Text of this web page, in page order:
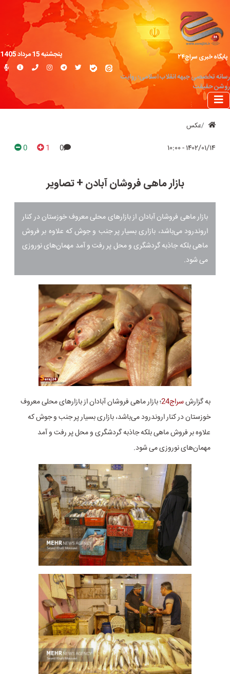
پایگاه خبری سراج۲۴
رسانه تخصصی جبهه انقلاب اسلامی؛ روایت
روشن حقیقت
پنجشنبه 15 مرداد 1405
عکس
۱۴۰۲/۰۱/۱۴ - ۱۰:۰۰ 0
1
0
بازار ماهی فروشان آبادن + تصاویر
بازار ماهی فروشان آبادان از بازارهای محلی معروف خوزستان در کنار
اروندرود می‌باشد، بازاری بسیار پر جنب و جوش که علاوه بر فروش
ماهی بلکه جاذبه گردشگری و محل پر رفت و آمد مهمان‌های نوروزی
می شود.
به گزارشسراج24
؛ بازار ماهی فروشان آبادان از بازارهای محلی معروف
خوزستان در کنار اروندرود می‌باشد، بازاری بسیار پر جنب و جوش که
علاوه بر فروش ماهی بلکه جاذبه گردشگری و محل پر رفت و آمد
مهمان‌های نوروزی می شود.